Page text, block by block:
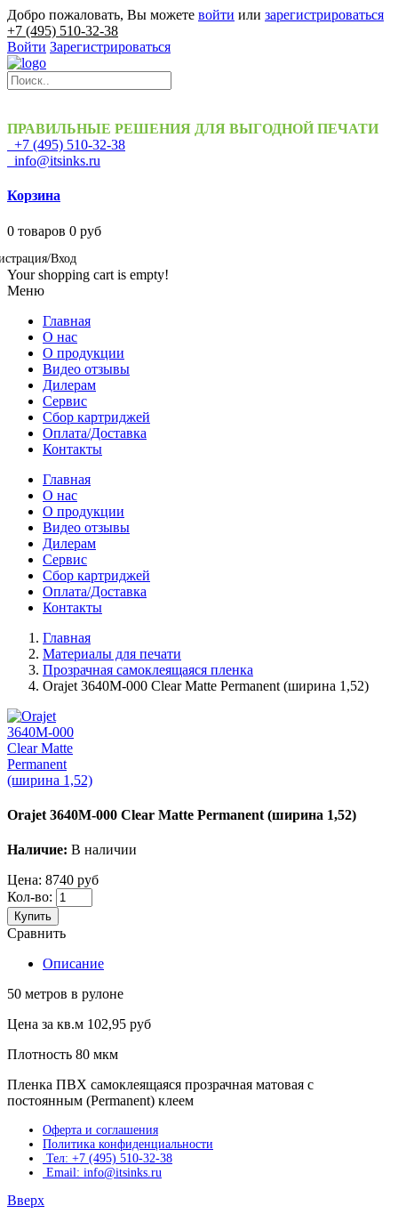
Добро пожаловать, Вы можете войти или зарегистрироваться
+7 (495) 510-32-38
Войти Зарегистрироваться
ПРАВИЛЬНЫЕ РЕШЕНИЯ ДЛЯ ВЫГОДНОЙ ПЕЧАТИ
+7 (495) 510-32-38
info@itsinks.ru
Корзина
0 товаров 0 руб
Вход
Your shopping cart is empty!
Меню
Главная
О нас
О продукции
Видео отзывы
Дилерам
Сервис
Сбор картриджей
Оплата/Доставка
Контакты
Главная
О нас
О продукции
Видео отзывы
Дилерам
Сервис
Сбор картриджей
Оплата/Доставка
Контакты
Главная
Материалы для печати
Прозрачная самоклеящаяся пленка
Orajet 3640M-000 Clear Matte Permanent (ширина 1,52)
Orajet 3640M-000 Clear Matte Permanent (ширина 1,52)
Наличие: В наличии
Цена: 8740 руб
Кол-во:
Купить
Сравнить
Описание
50 метров в рулоне
Цена за кв.м 102,95 руб
Плотность 80 мкм
Пленка ПВХ самоклеящаяся прозрачная матовая с
постоянным (Permanent) клеем
Оферта и соглашения
Политика конфиденциальности
Тел: +7 (495) 510-32-38
Email: info@itsinks.ru
Вверх